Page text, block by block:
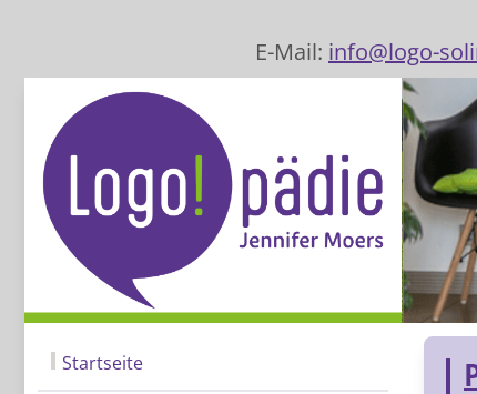
E-Mail: info@logo-
Startseite